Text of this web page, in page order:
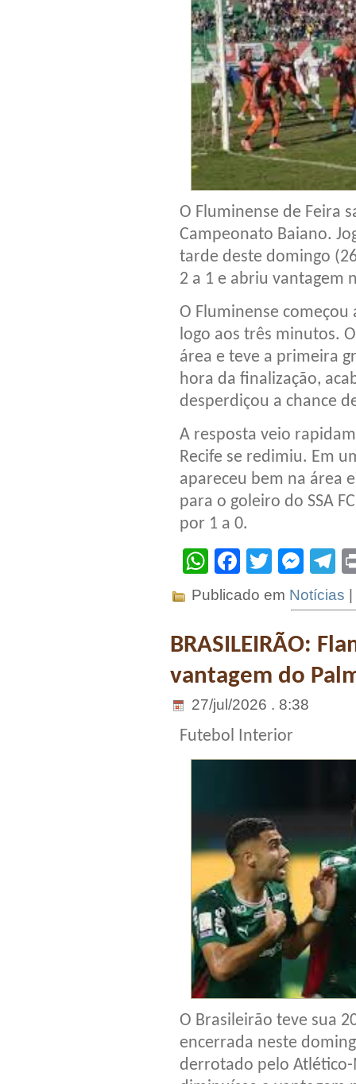
O Fluminense de Feira
Campeonato Baiano.
tarde deste domingo
2 a 1 e abriu vantagem
O Fluminense
logo aos três minutos.
área e teve a primeira
hora da finalização,
desperdiçou a chance
A resposta veio
Recife se redimiu. Em
apareceu bem na área
para o goleiro do SSA
por 1 a 0.
WhatsApp
Facebook
Twitter
Publicado em Notícias |
BRASILEIRÃO:
vantagem do
27/jul/2026 . 8:38
Futebol Interior
O Brasileirão teve sua
encerrada neste
derrotado pelo